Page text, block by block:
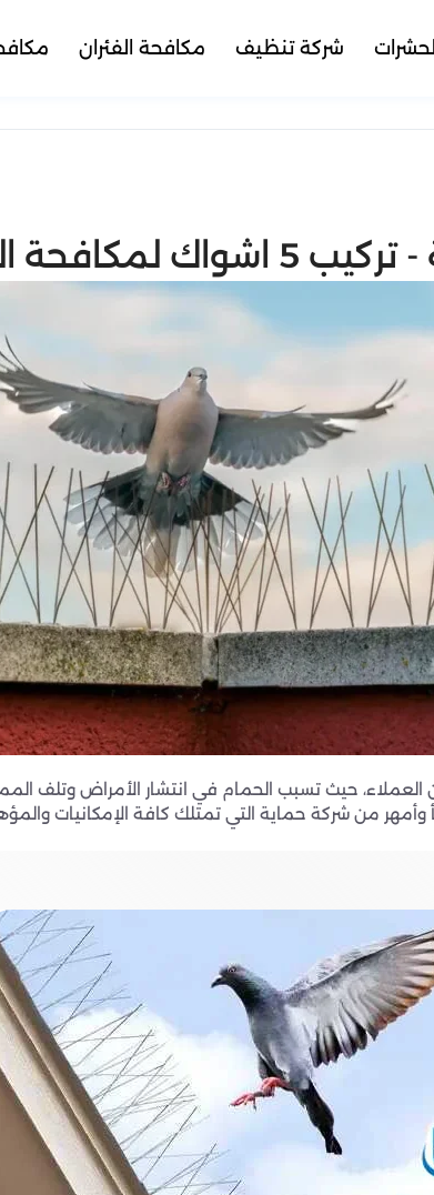
شركة تنظيف مكافحة الفئران
الطيور
حيث تسبب الحمام في انتشار الأمراض وتلف
من شركة حماية التي تمتلك كافة الإمكانيات